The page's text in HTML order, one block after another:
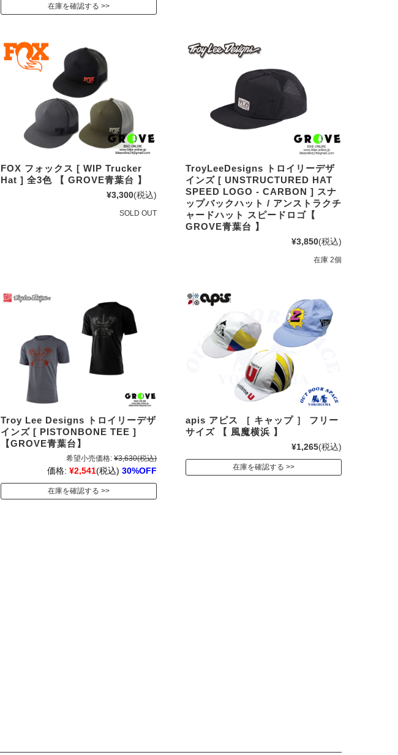
在庫を確認する
FOX フォックス [ WIP Trucker
Hat ] 全3色 【 GROVE青葉台 】
¥3,300(税込)
SOLD OUT
TroyLeeDesigns トロイリーデザ
インズ [ UNSTRUCTURED HAT
SPEED LOGO - CARBON ] スナ
ップバックハット / アンストラクチ
ャードハット スピードロゴ【
GROVE青葉台 】
¥3,850(税込)
在庫 2個
Troy Lee Designs トロイリーデザ
インズ [ PISTONBONE TEE ]
【GROVE青葉台】
希望小売価格: ¥3,630(税込)
価格: ¥2,541(税込) 30%OFF
在庫を確認する
apis アピス ［ キャップ ］ フリー
サイズ 【 風魔横浜 】
¥1,265(税込)
在庫を確認する